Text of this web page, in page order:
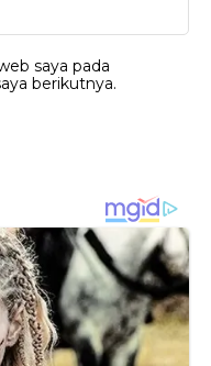
saya pada
berikutnya.